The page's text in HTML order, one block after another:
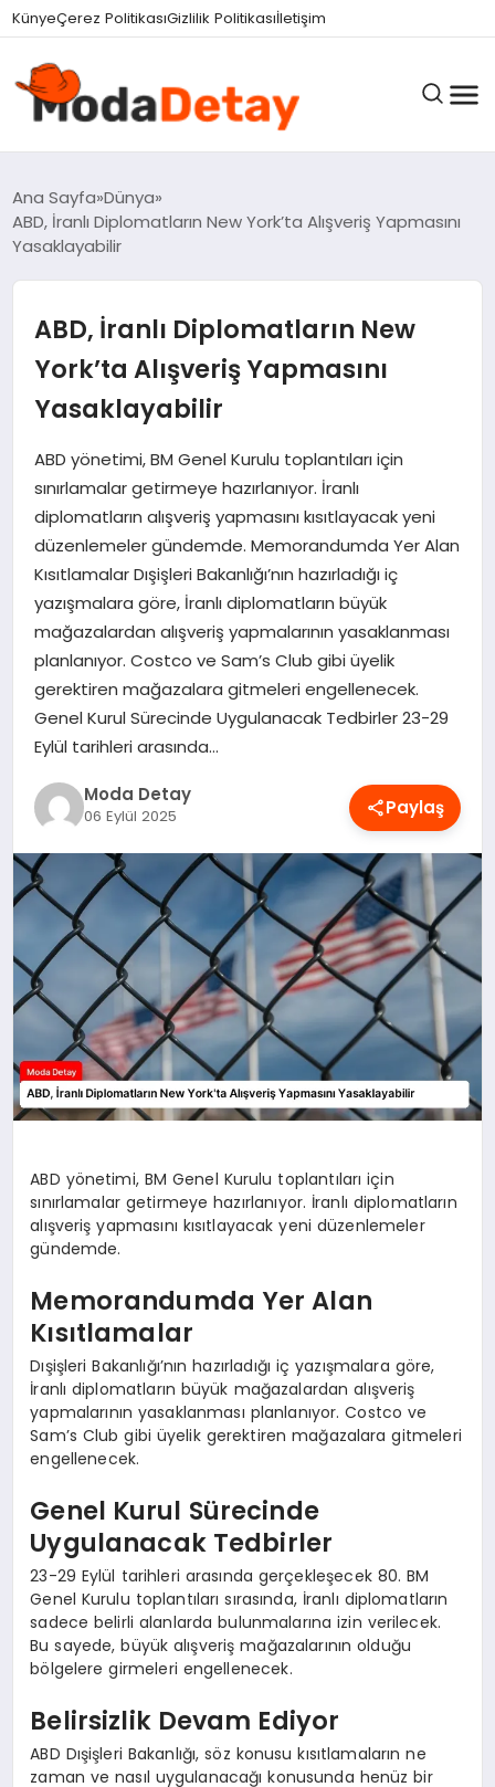
KünyeÇerez PolitikasıGizlilik Politikasıİletişim
GÜNDEM
DÜNYA
EĞITIM
MAGAZIN
SAĞLIK
SPOR
YAŞAM
Ana Sayfa Dünya
ABD, İranlı Diplomatların New York’ta Alışveriş Yapmasını
Yasaklayabilir
ABD, İranlı Diplomatların New
York’ta Alışveriş Yapmasını
Yasaklayabilir
ABD yönetimi, BM Genel Kurulu toplantıları için
sınırlamalar getirmeye hazırlanıyor. İranlı
diplomatların alışveriş yapmasını kısıtlayacak yeni
düzenlemeler gündemde. Memorandumda Yer Alan
Kısıtlamalar Dışişleri Bakanlığı’nın hazırladığı iç
yazışmalara göre, İranlı diplomatların büyük
mağazalardan alışveriş yapmalarının yasaklanması
planlanıyor. Costco ve Sam’s Club gibi üyelik
gerektiren mağazalara gitmeleri engellenecek.
Genel Kurul Sürecinde Uygulanacak Tedbirler 23-29
Eylül tarihleri arasında…
Moda Detay
06 Eylül 2025 Paylaş
ABD yönetimi, BM Genel Kurulu toplantıları için
sınırlamalar getirmeye hazırlanıyor. İranlı diplomatların
alışveriş yapmasını kısıtlayacak yeni düzenlemeler
gündemde.
Memorandumda Yer Alan
Kısıtlamalar
Dışişleri Bakanlığı’nın hazırladığı iç yazışmalara göre,
İranlı diplomatların büyük mağazalardan alışveriş
yapmalarının yasaklanması planlanıyor. Costco ve
Sam’s Club gibi üyelik gerektiren mağazalara gitmeleri
engellenecek.
Genel Kurul Sürecinde
Uygulanacak Tedbirler
23-29 Eylül tarihleri arasında gerçekleşecek 80. BM
Genel Kurulu toplantıları sırasında, İranlı diplomatların
sadece belirli alanlarda bulunmalarına izin verilecek.
Bu sayede, büyük alışveriş mağazalarının olduğu
bölgelere girmeleri engellenecek.
Belirsizlik Devam Ediyor
ABD Dışişleri Bakanlığı, söz konusu kısıtlamaların ne
zaman ve nasıl uygulanacağı konusunda henüz bir